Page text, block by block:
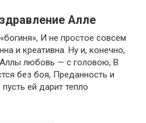
Алле
И не простое совсем
и креативна. Ну и, конечно,
Аллы любовь — с головою, В
без боя, Преданность и
ей дарит тепло